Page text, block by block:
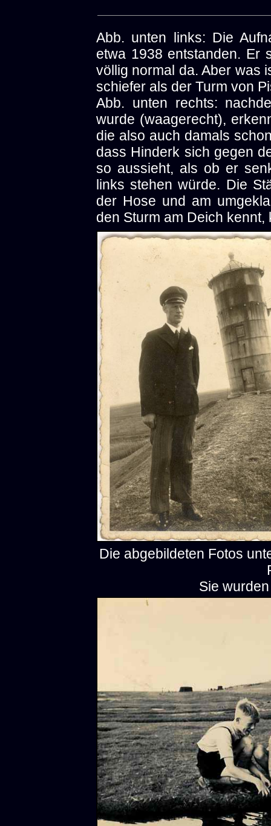
Abb. unten links: Die
etwa 1938 entstanden. Er
völlig normal da. Aber was
schiefer als der Turm von
Abb. unten rechts:
wurde (waagerecht),
die also auch damals
dass Hinderk sich gegen
so aussieht, als ob er
links stehen würde. Die
der Hose und am
den Sturm am Deich
Die abgebildeten Fotos
Sie